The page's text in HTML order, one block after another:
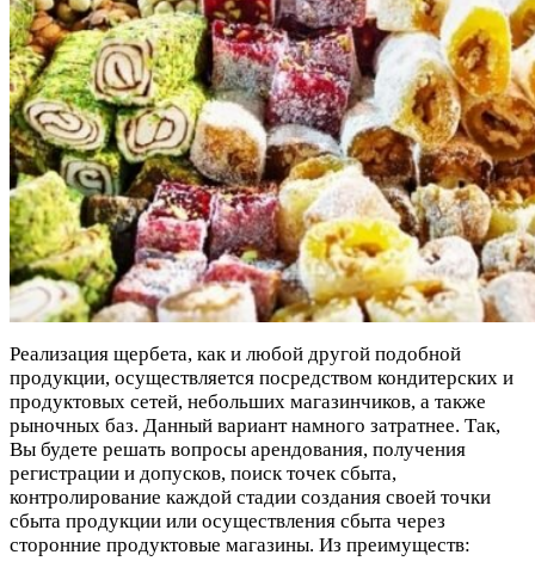
Реализация щербета, как и любой другой подобной
продукции, осуществляется посредством кондитерских и
продуктовых сетей, небольших магазинчиков, а также
рыночных баз. Данный вариант намного затратнее. Так,
Вы будете решать вопросы арендования, получения
регистрации и допусков, поиск точек сбыта,
контролирование каждой стадии создания своей точки
сбыта продукции или осуществления сбыта через
сторонние продуктовые магазины. Из преимуществ: